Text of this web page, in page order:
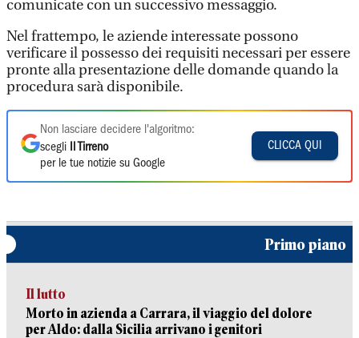
comunicate con un successivo messaggio.
Nel frattempo, le aziende interessate possono
verificare il possesso dei requisiti necessari per essere
pronte alla presentazione delle domande quando la
procedura sarà disponibile.
Non lasciare decidere l'algoritmo:
scegli
Il Tirreno
per le tue notizie su Google
CLICCA QUI
Primo piano
Il lutto
Morto in azienda a Carrara, il viaggio del dolore
per Aldo: dalla Sicilia arrivano i genitori